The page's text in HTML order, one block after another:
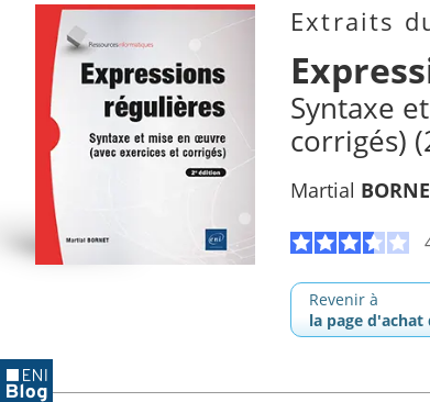
Extraits
Syntaxe
corrigés)
Martial
Revenir à
la page d'achat